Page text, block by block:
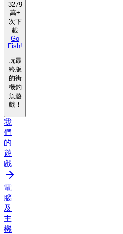
3279
萬+
次下
載
Go
Fish!
玩最
終版
的街
機釣
魚遊
戲！
我
們
的
遊
戲
電
腦
及
主
機